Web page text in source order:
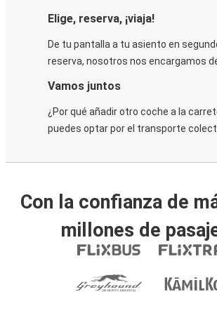
Elige, reserva, ¡viaja!
De tu pantalla a tu asiento en
reserva, nosotros nos encargamos
Vamos juntos
¿Por qué añadir otro coche a la
puedes optar por el transporte
Con la confianza de
millones de